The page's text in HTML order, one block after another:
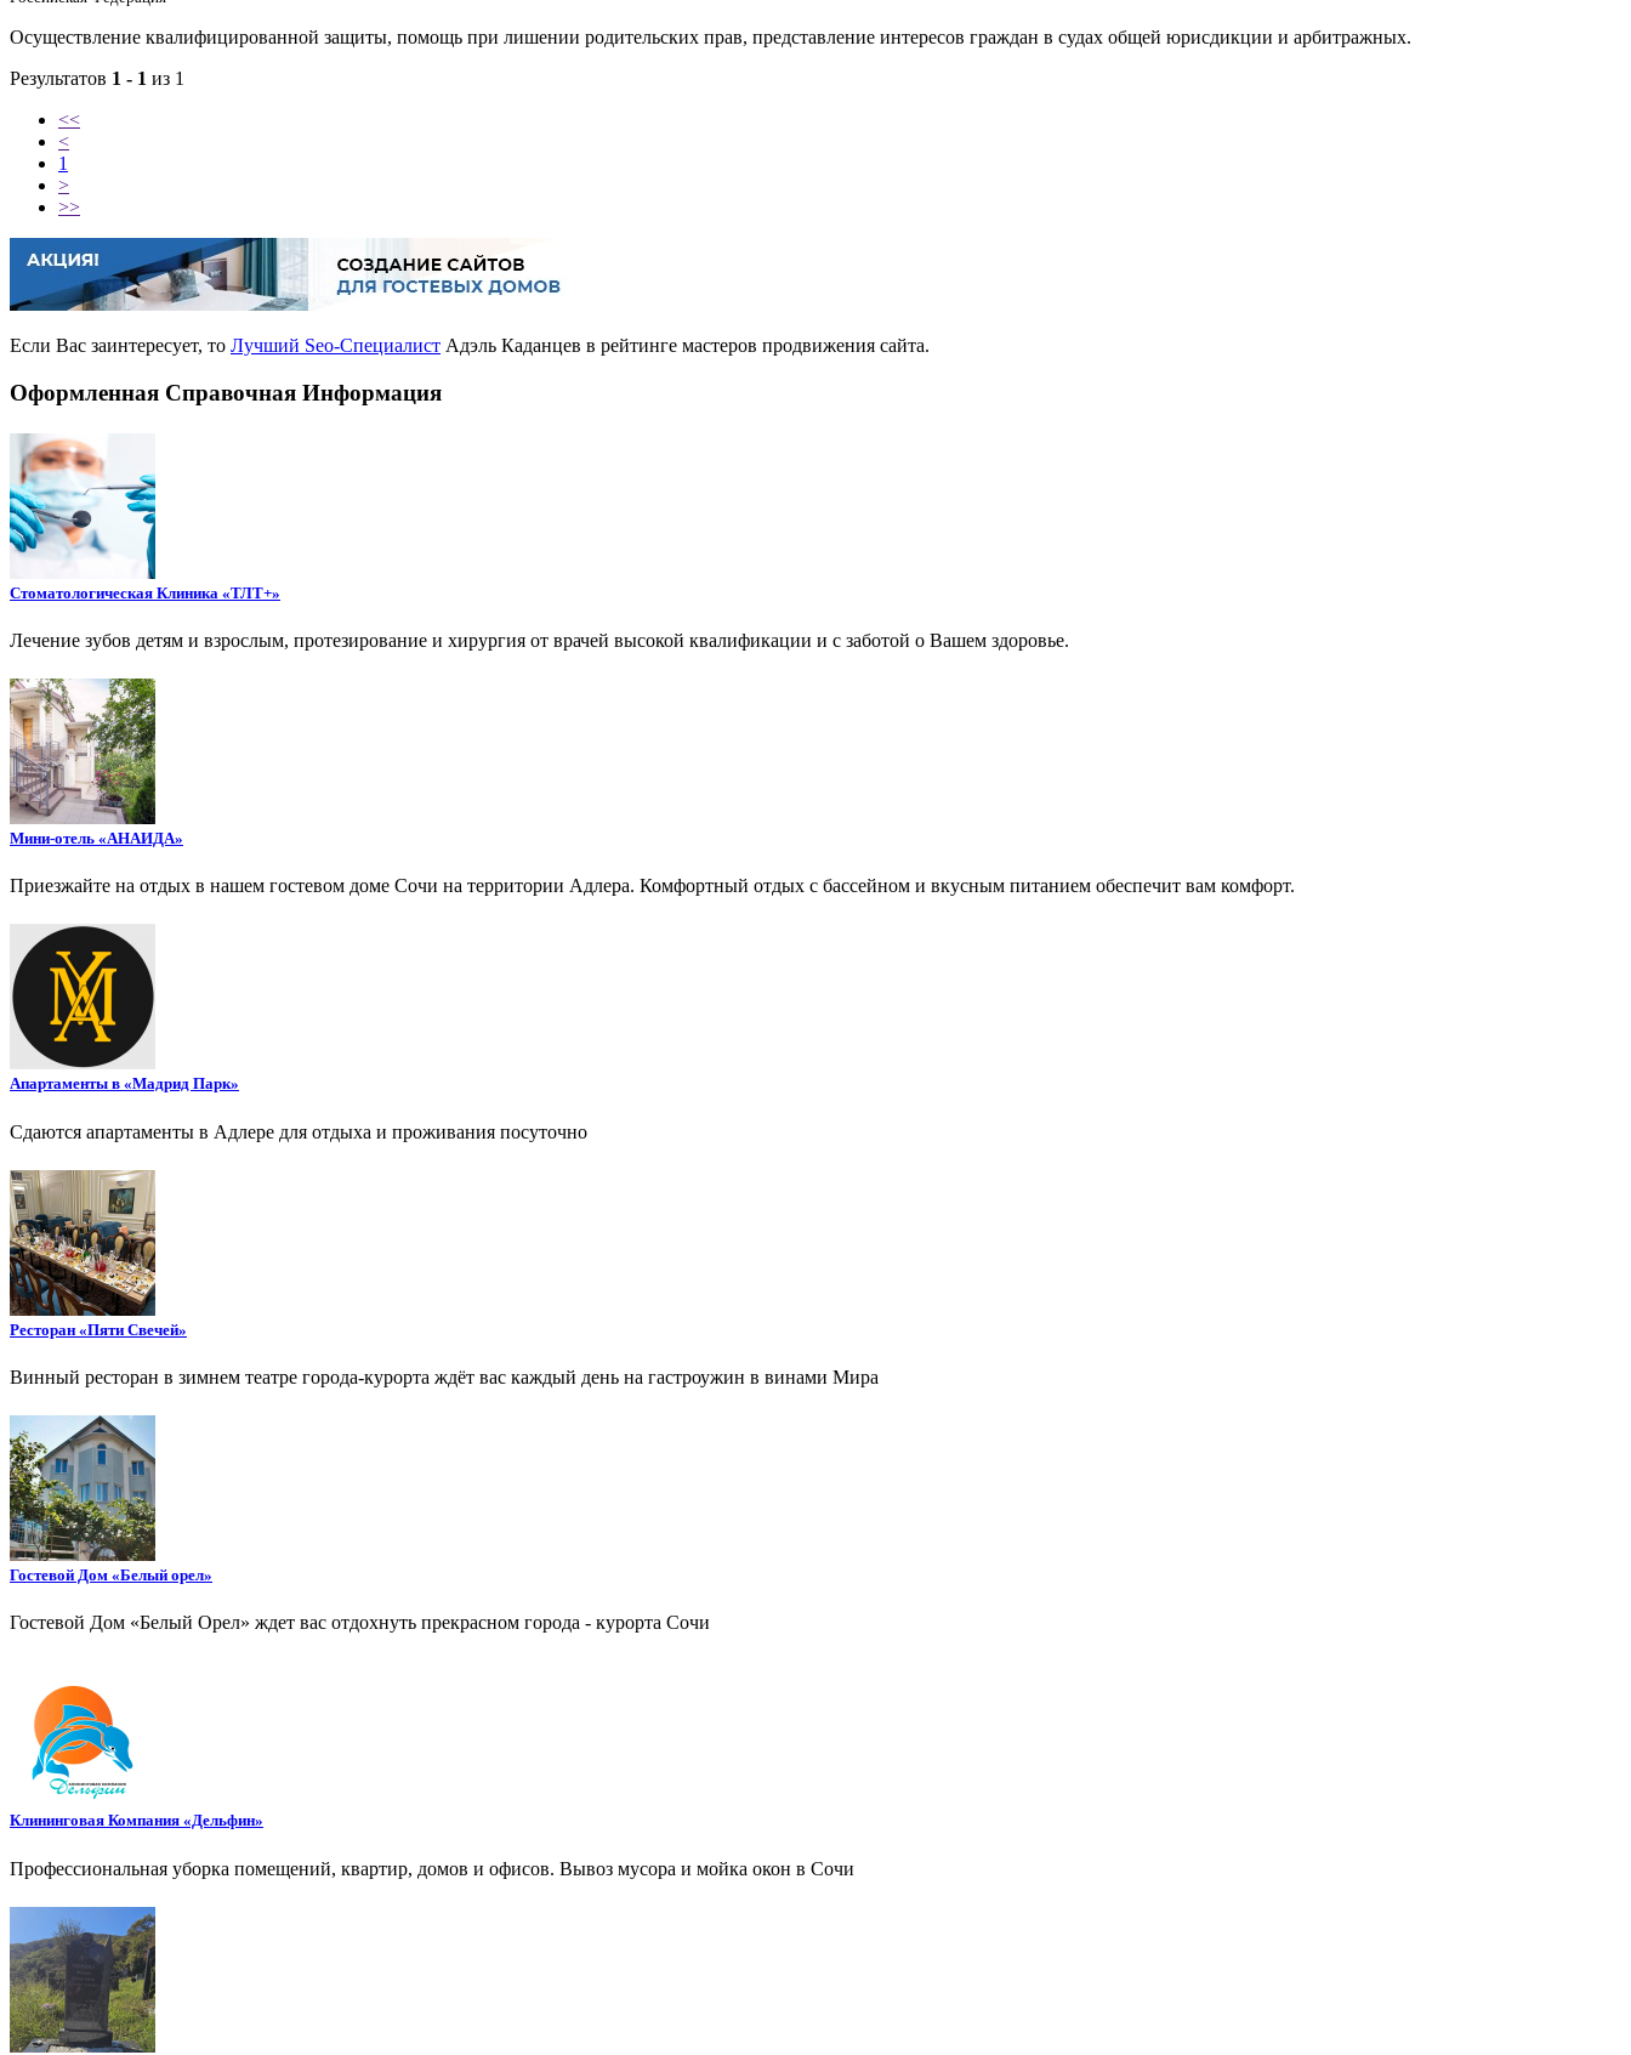
Осуществление квалифицированной защиты, помощь при лишении родительских прав, представление интересов граждан в судах общей юрисдикции и арбитражных.
Результатов 1 - 1 из 1
<<
<
1
>
>>
Если Вас заинтересует, то Лучший Seo-Специалист Адэль Каданцев в рейтинге мастеров продвижения сайта.
Оформленная Справочная Информация
Стоматологическая Клиника «ТЛТ+»
Лечение зубов детям и взрослым, протезирование и хирургия от врачей высокой квалификации и с заботой о Вашем здоровье.
Мини-отель «АНАИДА»
Приезжайте на отдых в нашем гостевом доме Сочи на территории Адлера. Комфортный отдых с бассейном и вкусным питанием обеспечит вам комфорт.
Апартаменты в «Мадрид Парк»
Сдаются апартаменты в Адлере для отдыха и проживания посуточно
Ресторан «Пяти Свечей»
Винный ресторан в зимнем театре города-курорта ждёт вас каждый день на гастроужин в винами Мира
Гостевой Дом «Белый орел»
Гостевой Дом «Белый Орел» ждет вас отдохнуть прекрасном города - курорта Сочи
Клининговая Компания «Дельфин»
Профессиональная уборка помещений, квартир, домов и офисов. Вывоз мусора и мойка окон в Сочи